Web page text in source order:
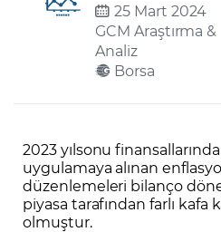
Şifremi Unuttum25 Mart 2024
GCM Araştırma &
Analiz
Borsa
2023 yılsonu
uygulamaya alınan
düzenlemeleri bilanço
piyasa tarafından farlı kafa
olmuştur.